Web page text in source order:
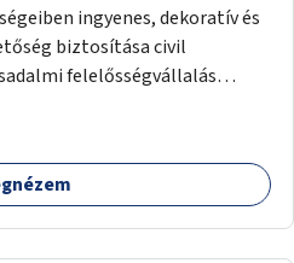
ingyenes, dekoratív és
biztosítása civil
felelősségvállalás
üzenetküldési lehetőséggel
közüzemi díjak nélkül, a